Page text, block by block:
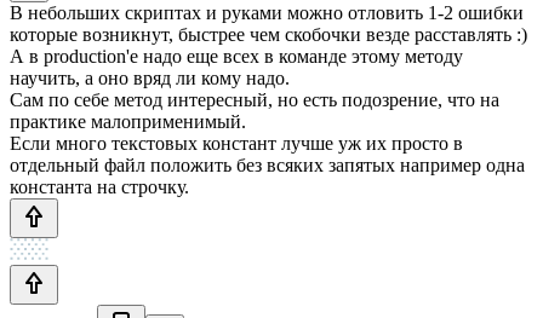
В небольших скриптах и руками можно отловить 1-2 ошибки
которые возникнут, быстрее чем скобочки везде расставлять :)
А в production'е надо еще всех в команде этому методу
научить, а оно вряд ли кому надо.
Сам по себе метод интересный, но есть подозрение, что на
практике малоприменимый.
Если много текстовых констант лучше уж их просто в
отдельный файл положить без всяких запятых например одна
константа на строчку.